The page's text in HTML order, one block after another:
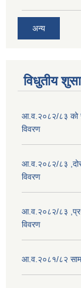
अन्य
विधुतीय
आ.व.२०८२/८३ को
विवरण
आ.व.२०८२/८३
विवरण
आ.व.२०८२/८३ ,प्रथम
विवरण
आ.व.२०८१/८२